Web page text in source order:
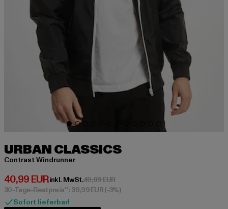
URBAN CLASSICS
Contrast Windrunner
40,99 EUR
Derzeitiger Preis: 40,99 EUR
inkl. MwSt.49,99 EURAktionspreis: 49,99 EUR
30-Tage-Bestpreis**: 39,99 EUR(-3%)
Sofort lieferbar!